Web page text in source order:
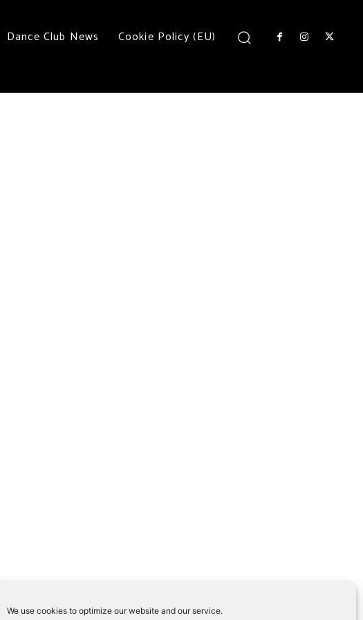
We use cookies to optimize our website and our service.
Dance Club News Cookie Policy (EU)